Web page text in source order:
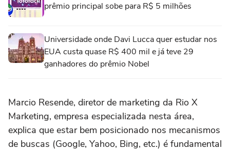
prêmio principal sobe para R$ 5 milhões
Universidade onde Davi Lucca quer estudar nos
EUA custa quase R$ 400 mil e já teve 29
ganhadores do prêmio Nobel
Marcio Resende, diretor de marketing da Rio X
Marketing, empresa especializada nesta área,
explica que estar bem posicionado nos mecanismos
de buscas (Google, Yahoo, Bing, etc.) é fundamental